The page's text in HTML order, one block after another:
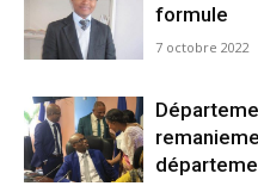
formule
7 octobre 2022